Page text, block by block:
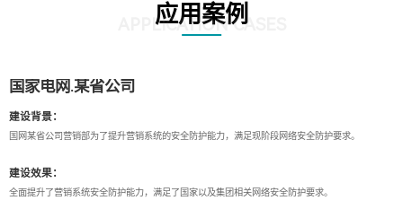
应用案例
APPLICATION CASES
国家电网.某省公司
建设背景：
国网某省公司营销部为了提升营销系统的安全防护能力，满足现阶段网络安全防护要求。
建设效果：
全面提升了营销系统安全防护能力，满足了国家以及集团相关网络安全防护要求。